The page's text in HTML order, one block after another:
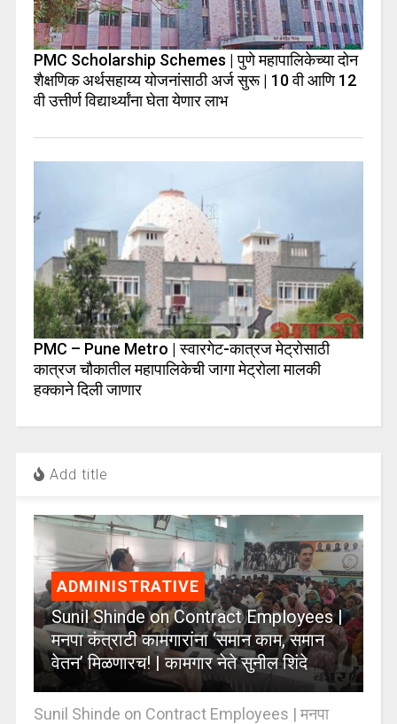
PMC Scholarship Schemes | पुणे महापालिकेच्या दोन
शैक्षणिक अर्थसहाय्य योजनांसाठी अर्ज सुरू | 10 वी आणि 12
वी उत्तीर्ण विद्यार्थ्यांना घेता येणार लाभ
PMC – Pune Metro | स्वारगेट-कात्रज मेट्रोसाठी
कात्रज चौकातील महापालिकेची जागा मेट्रोला मालकी
हक्काने दिली जाणार
Add title
ADMINISTRATIVE
Sunil Shinde on Contract Employees |
मनपा कंत्राटी कामगारांना ‘समान काम, समान
वेतन’ मिळणारच! | कामगार नेते सुनील शिंदे
Sunil Shinde on Contract Employees | मनपा